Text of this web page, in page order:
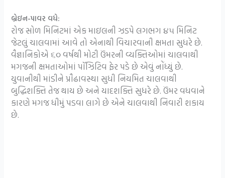
બ્રેઇન-પાવર વધે:
રોજ સોળ મિનિટમાં એક માઇલની ઝડપે લગભગ ૪૫ મિનિટ
જેટલું ચાલવામાં આવે તો એનાથી વિચારવાની ક્ષમતા સુધરે છે.
વૈજ્ઞાનિકોએ ૬૦ વર્ષથી મોટી ઉંમરની વ્યક્તિઓમાં ચાલવાથી
મગજની ક્ષમતાઓમાં પૉઝિટિવ ફેર પડે છે એવું નોંધ્યું છે.
યુવાનીથી માંડીને પ્રૌઢાવસ્થા સુધી નિયમિત ચાલવાથી
બુદ્ધિશક્તિ તેજ થાય છે અને યાદશક્તિ સુધરે છે. ઉંમર વધવાને
કારણે મગજ ધીમું પડવા લાગે છે એને ચાલવાથી નિવારી શકાય
છે.